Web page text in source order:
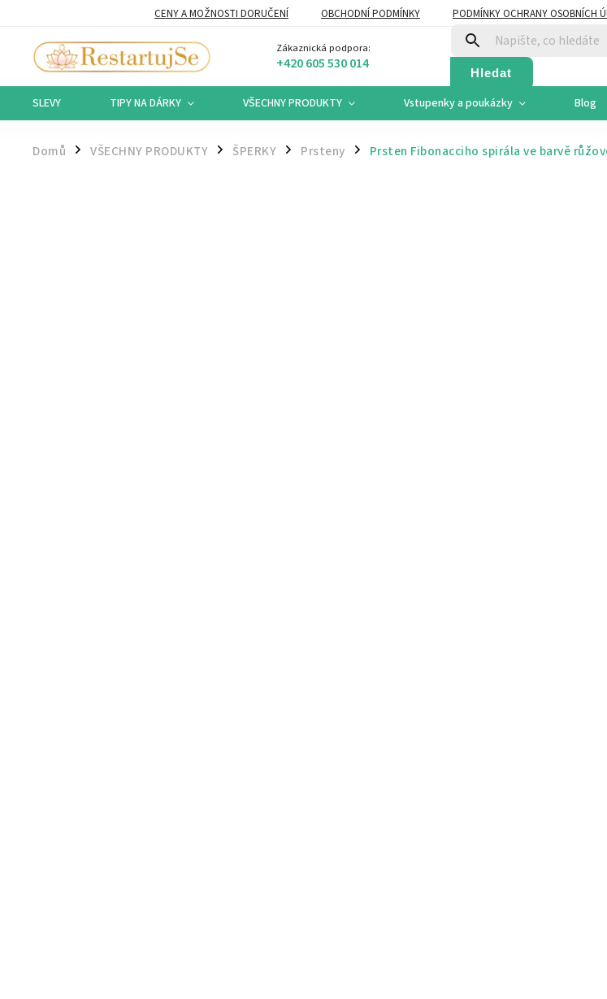
CENY A MOŽNOSTI DORUČENÍ OBCHODNÍ PODMÍNKY PODMÍNKY OCHRANY OSOBNÍCH
Zákaznická podpora:
+420 605 530 014 Hledat
SLEVY TIPY NA DÁRKY VŠECHNY PRODUKTY Vstupenky a poukázky Blog
Domů / VŠECHNY PRODUKTY / ŠPERKY / Prsteny / Prsten Fibonacciho spirála ve barvě